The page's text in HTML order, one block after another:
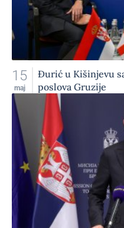
15
maj
Đurić u Kišinjevu
poslova Gruzije